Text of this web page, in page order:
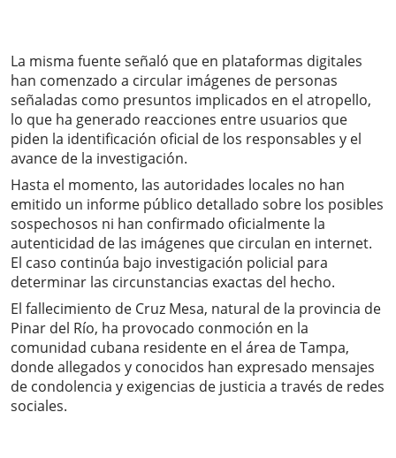
La misma fuente señaló que en plataformas digitales
han comenzado a circular imágenes de personas
señaladas como presuntos implicados en el atropello,
lo que ha generado reacciones entre usuarios que
piden la identificación oficial de los responsables y el
avance de la investigación.
Hasta el momento, las autoridades locales no han
emitido un informe público detallado sobre los posibles
sospechosos ni han confirmado oficialmente la
autenticidad de las imágenes que circulan en internet.
El caso continúa bajo investigación policial para
determinar las circunstancias exactas del hecho.
El fallecimiento de Cruz Mesa, natural de la provincia de
Pinar del Río, ha provocado conmoción en la
comunidad cubana residente en el área de Tampa,
donde allegados y conocidos han expresado mensajes
de condolencia y exigencias de justicia a través de redes
sociales.